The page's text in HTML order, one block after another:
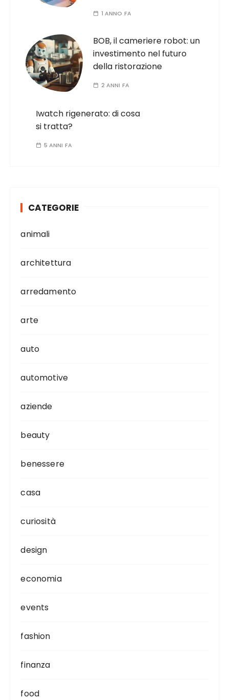
1 ANNO FA
BOB, il cameriere robot: un
investimento nel futuro
della ristorazione
2 ANNI FA
Iwatch rigenerato: di cosa
si tratta?
5 ANNI FA
CATEGORIE
animali
architettura
arredamento
arte
auto
automotive
aziende
beauty
benessere
casa
curiosità
design
economia
events
fashion
finanza
food